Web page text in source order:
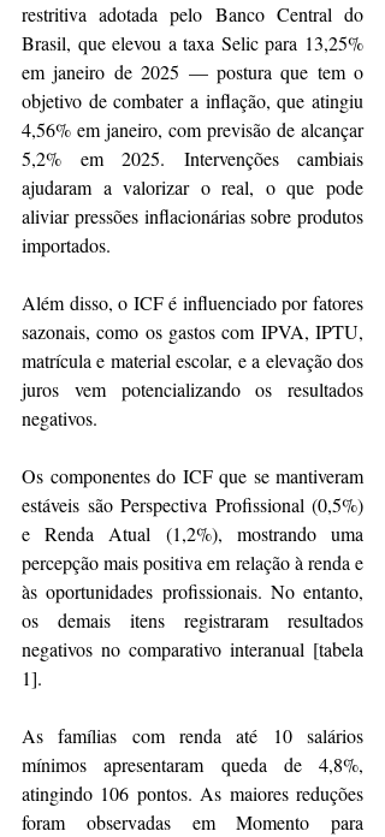
restritiva adotada pelo Banco Central do
Brasil, que elevou a taxa Selic para 13,25%
em janeiro de 2025 — postura que tem o
objetivo de combater a inflação, que atingiu
4,56% em janeiro, com previsão de alcançar
5,2% em 2025. Intervenções cambiais
ajudaram a valorizar o real, o que pode
aliviar pressões inflacionárias sobre produtos
importados.
Além disso, o ICF é influenciado por fatores
sazonais, como os gastos com IPVA, IPTU,
matrícula e material escolar, e a elevação dos
juros vem potencializando os resultados
negativos.
Os componentes do ICF que se mantiveram
estáveis são Perspectiva Profissional (0,5%)
e Renda Atual (1,2%), mostrando uma
percepção mais positiva em relação à renda e
às oportunidades profissionais. No entanto,
os demais itens registraram resultados
negativos no comparativo interanual [tabela
1].
As famílias com renda até 10 salários
mínimos apresentaram queda de 4,8%,
atingindo 106 pontos. As maiores reduções
foram observadas em Momento para